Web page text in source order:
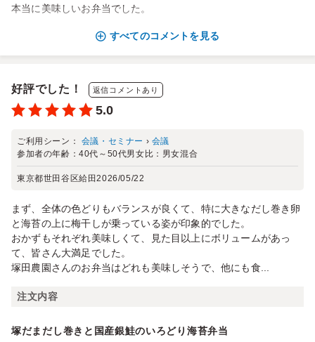
本当に美味しいお弁当でした。
すべてのコメントを見る
好評でした！ 返信コメントあり
5.0
ご利用シーン： 会議・セミナー › 会議
参加者の年齢：40代～50代男女比： 男女混合
東京都世田谷区給田2026/05/22
まず、全体の色どりもバランスが良くて、特に大きなだし巻き卵
と海苔の上に梅干しが乗っている姿が印象的でした。
おかずもそれぞれ美味しくて、見た目以上にボリュームがあっ
て、皆さん大満足でした。
塚田農園さんのお弁当はどれも美味しそうで、他にも食...
注文内容
塚だまだし巻きと国産銀鮭のいろどり海苔弁当